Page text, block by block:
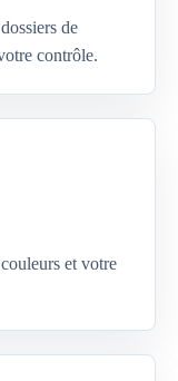
de
contrôle.
et votre